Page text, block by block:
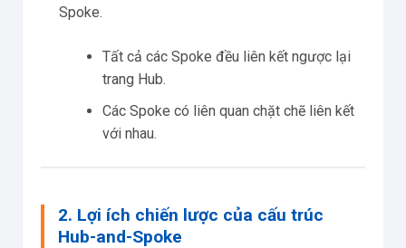
Spoke.
Tất cả các Spoke đều liên kết ngược lại
trang Hub.
Các Spoke có liên quan chặt chẽ liên kết
với nhau.
2. Lợi ích chiến lược của cấu trúc
Hub-and-Spoke